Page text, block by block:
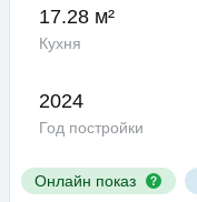
Онлайн показ
17.28 м²
Кухня
2024
Год постройки